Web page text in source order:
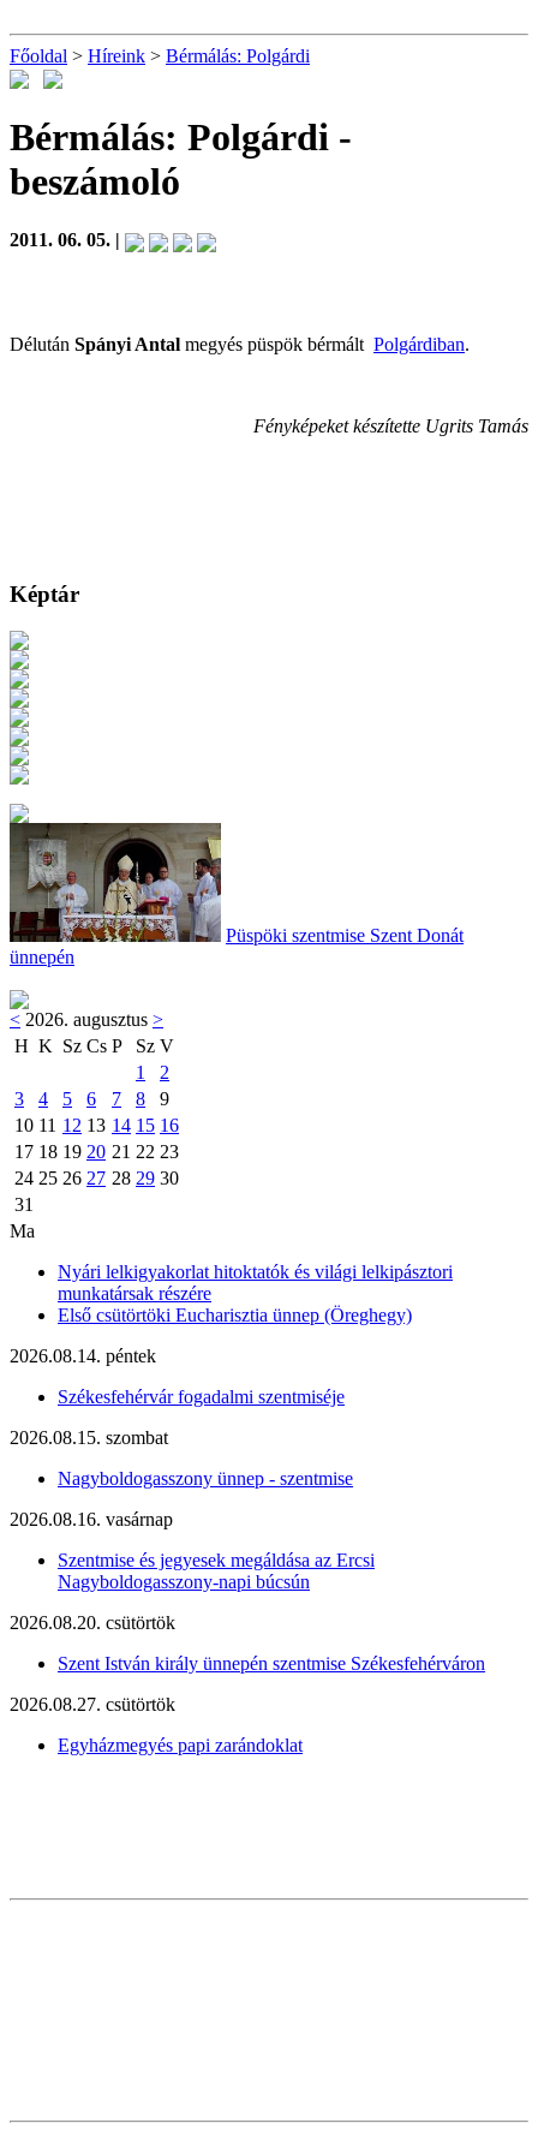
Főoldal > Híreink > Bérmálás: Polgárdi
Bérmálás: Polgárdi -
beszámoló
2011. 06. 05. |
Délután Spányi Antal megyés püspök bérmált Polgárdiban.
Fényképeket készítette Ugrits Tamás
Képtár
Püspöki szentmise Szent Donát
ünnepén
< 2026. augusztus >
H K Sz Cs P Sz V
1
2
3
4 5 6 7 8
9
10 11 12 13 14 15 16
17 18 19 20 21 22 23
24 25 26 27 28 29 30
31
Ma
Nyári lelkigyakorlat hitoktatók és világi lelkipásztori
munkatársak részére
Első csütörtöki Eucharisztia ünnep (Öreghegy)
2026.08.14. péntek
Székesfehérvár fogadalmi szentmiséje
2026.08.15. szombat
Nagyboldogasszony ünnep - szentmise
2026.08.16. vasárnap
Szentmise és jegyesek megáldása az Ercsi
Nagyboldogasszony-napi búcsún
2026.08.20. csütörtök
Szent István király ünnepén szentmise Székesfehérváron
2026.08.27. csütörtök
Egyházmegyés papi zarándoklat